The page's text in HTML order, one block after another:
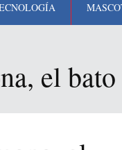
el bato